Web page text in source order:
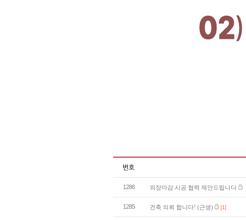
1286 외장마감 시공 협력 제안드립니다
1285 건축 의뢰 합니다! (근생) [1]